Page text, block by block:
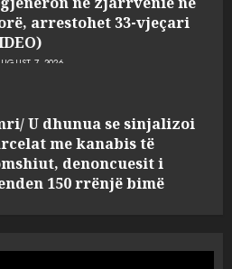
7, 2026
me kanabis të
denoncuesit i
150 rrënjë bimë